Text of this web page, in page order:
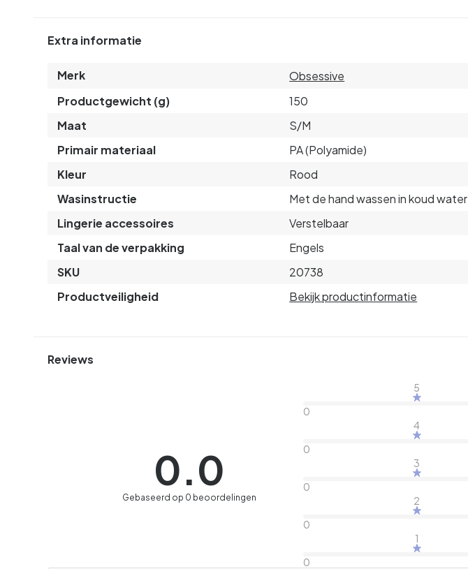
Extra informatie
Merk
Obsessive
Productgewicht (g)
150
Maat
S/M
Primair materiaal
PA (Polyamide)
Kleur
Rood
Wasinstructie
Met de hand wassen in koud water
Lingerie accessoires
Verstelbaar
Taal van de verpakking
Engels
SKU
20738
Productveiligheid
Bekijk productinformatie
Reviews
0.0
Gebaseerd op 0 beoordelingen
5
0
4
0
3
0
2
0
1
0